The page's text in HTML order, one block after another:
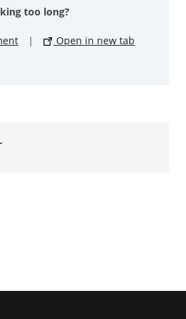
too long?
| Open in new tab